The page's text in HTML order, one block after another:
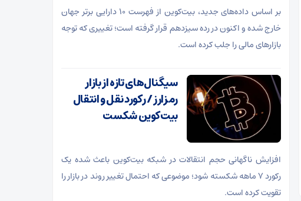
بر اساس داده‌های جدید، بیت‌کوین از فهرست ۱۰ دارایی برتر جهان
خارج شده و اکنون در رده سیزدهم قرار گرفته است؛ تغییری که توجه
بازارهای مالی را جلب کرده است.
سیگنال‌های تازه از بازار
رمزارز / رکورد نقل و انتقال
بیت‌کوین شکست
افزایش ناگهانی حجم انتقالات در شبکه بیت‌کوین باعث شده یک
رکورد ۷ ماهه شکسته شود؛ موضوعی که احتمال تغییر روند در بازار را
تقویت کرده است.